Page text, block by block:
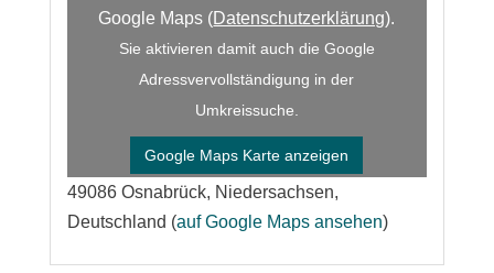
Google Maps (Datenschutzerklärung).
Sie aktivieren damit auch die Google
Adressvervollständigung in der
Umkreissuche.
Google Maps Karte anzeigen
49086 Osnabrück, Niedersachsen,
Deutschland (auf Google Maps ansehen)